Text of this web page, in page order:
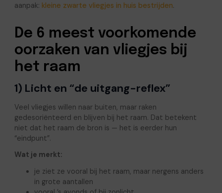
aanpak: kleine zwarte vliegjes in huis bestrijden.
De 6 meest voorkomende
oorzaken van vliegjes bij
het raam
1) Licht en “de uitgang-reflex”
Veel vliegjes willen naar buiten, maar raken
gedesoriënteerd en blijven bij het raam. Dat betekent
niet dat het raam de bron is — het is eerder hun
“eindpunt”.
Wat je merkt:
je ziet ze vooral bij het raam, maar nergens anders
in grote aantallen